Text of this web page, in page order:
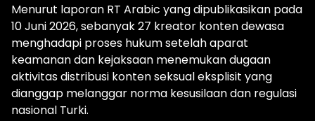
Menurut laporan RT Arabic yang dipublikasikan pada
10 Juni 2026, sebanyak 27 kreator konten dewasa
menghadapi proses hukum setelah aparat
keamanan dan kejaksaan menemukan dugaan
aktivitas distribusi konten seksual eksplisit yang
dianggap melanggar norma kesusilaan dan regulasi
nasional Turki.